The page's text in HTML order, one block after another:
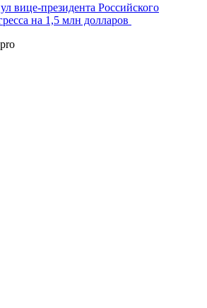
вице-президента Российского
на 1,5 млн долларов